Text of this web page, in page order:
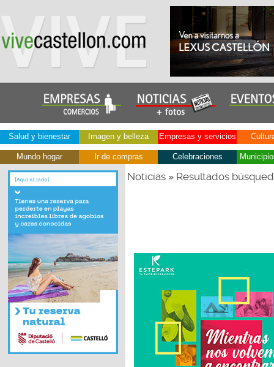
Salud y bienestar Imagen y belleza Empresas y servicios
Mundo hogar Ir de compras Celebraciones
Noticias» Resultados